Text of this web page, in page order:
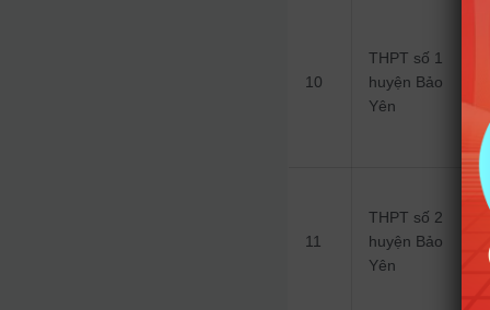
10
THPT số 1
huyện Bảo
Yên
11
THPT số 2
huyện Bảo
Yên